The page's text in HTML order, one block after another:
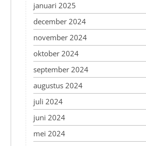
januari 2025
december 2024
november 2024
oktober 2024
september 2024
augustus 2024
juli 2024
juni 2024
mei 2024